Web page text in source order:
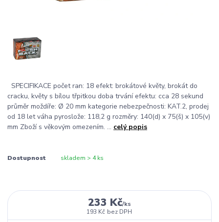
SPECIFIKACE počet ran: 18 efekt: brokátové květy, brokát do
cracku, květy s bílou třpitkou doba trvání efektu: cca 28 sekund
průměr moždíře: Ø 20 mm kategorie nebezpečnosti: KAT.2, prodej
od 18 let váha pyroslože: 118,2 g rozměry: 140(d) x 75(š) x 105(v)
mm Zboží s věkovým omezením. ... celý popis
Dostupnost skladem > 4 ks
233 Kč/ks
193 Kč bez DPH